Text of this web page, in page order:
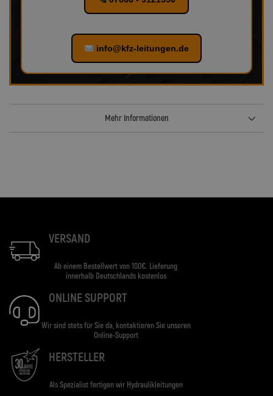
info@kfz-leitungen.de
Mehr Informationen
VERSAND
Ab einem Bestellwert von 100€. Lieferung
innerhalb Deutschlands kostenlos
ONLINE SUPPORT
Wir sind stets für Sie da, kontaktieren Sie unseren
Online-Support
HERSTELLER
Als Spezialist fertigen wir Hydraulikleitungen